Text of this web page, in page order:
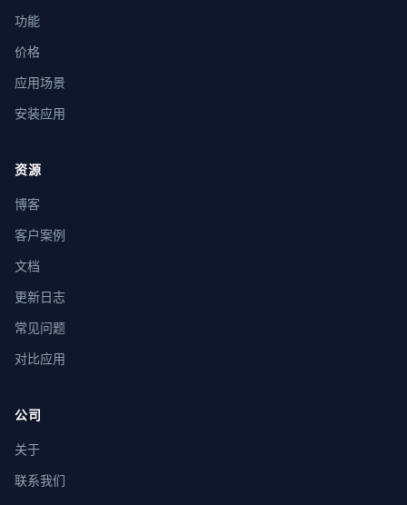
功能
价格
应用场景
安装应用
资源
博客
客户案例
文档
更新日志
常见问题
对比应用
公司
关于
联系我们